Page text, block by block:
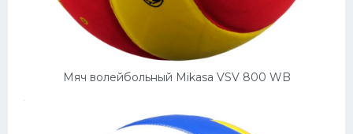
Мяч волейбольный Mikasa VSV 800 WB